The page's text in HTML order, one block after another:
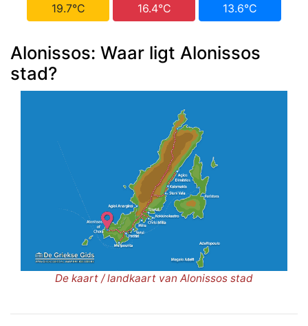
19.7°C
16.4°C
13.6°C
Alonissos: Waar ligt Alonissos
stad?
De kaart / landkaart van Alonissos stad